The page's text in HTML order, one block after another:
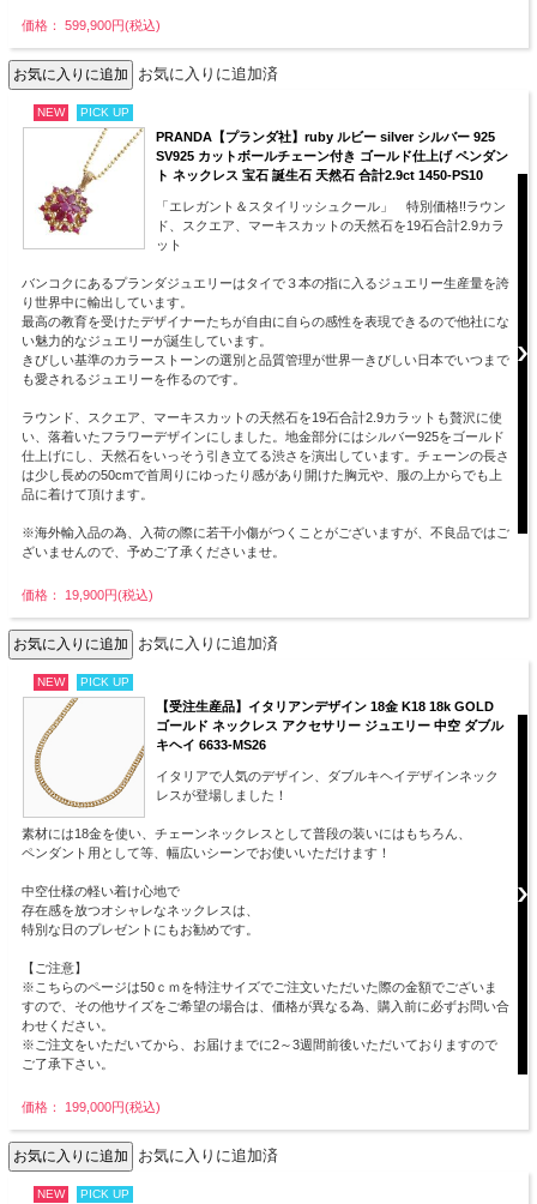
価格： 599,900円(税込)
お気に入りに追加済
NEW PICK UP
PRANDA【プランダ社】ruby ルビー silver シルバー 925
SV925 カットボールチェーン付き ゴールド仕上げ ペンダン
ト ネックレス 宝石 誕生石 天然石 合計2.9ct 1450-PS10
「エレガント＆スタイリッシュクール」 特別価格!!ラウン
ド、スクエア、マーキスカットの天然石を19石合計2.9カラ
ット
バンコクにあるプランダジュエリーはタイで３本の指に入るジュエリー生産量を誇
り世界中に輸出しています。
最高の教育を受けたデザイナーたちが自由に自らの感性を表現できるので他社にな
い魅力的なジュエリーが誕生しています。
きびしい基準のカラーストーンの選別と品質管理が世界一きびしい日本でいつまで
も愛されるジュエリーを作るのです。
ラウンド、スクエア、マーキスカットの天然石を19石合計2.9カラットも贅沢に使
い、落着いたフラワーデザインにしました。地金部分にはシルバー925をゴールド
仕上げにし、天然石をいっそう引き立てる渋さを演出しています。チェーンの長さ
は少し長めの50cmで首周りにゆったり感があり開けた胸元や、服の上からでも上
品に着けて頂けます。
※海外輸入品の為、入荷の際に若干小傷がつくことがございますが、不良品ではご
ざいませんので、予めご了承くださいませ。
価格： 19,900円(税込)
お気に入りに追加済
NEW PICK UP
【受注生産品】イタリアンデザイン 18金 K18 18k GOLD
ゴールド ネックレス アクセサリー ジュエリー 中空 ダブル
キヘイ 6633-MS26
イタリアで人気のデザイン、ダブルキヘイデザインネック
レスが登場しました！
素材には18金を使い、チェーンネックレスとして普段の装いにはもちろん、
ペンダント用として等、幅広いシーンでお使いいただけます！
中空仕様の軽い着け心地で
存在感を放つオシャレなネックレスは、
特別な日のプレゼントにもお勧めです。
【ご注意】
※こちらのページは50ｃｍを特注サイズでご注文いただいた際の金額でございま
すので、その他サイズをご希望の場合は、価格が異なる為、購入前に必ずお問い合
わせください。
※ご注文をいただいてから、お届けまでに2～3週間前後いただいておりますので
ご了承下さい。
価格： 199,000円(税込)
お気に入りに追加済
NEW PICK UP